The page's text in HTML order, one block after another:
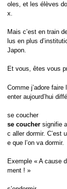
oles, et les élèves
x.
Mais c’est en train
lus en plus
Japon.
Et vous, êtes vous
Comme j’adore
enter aujourd’hui
se coucher
se coucher signifie
c aller dormir. C’est
e que l’on va dormir.
Exemple « A cause
ment ! »